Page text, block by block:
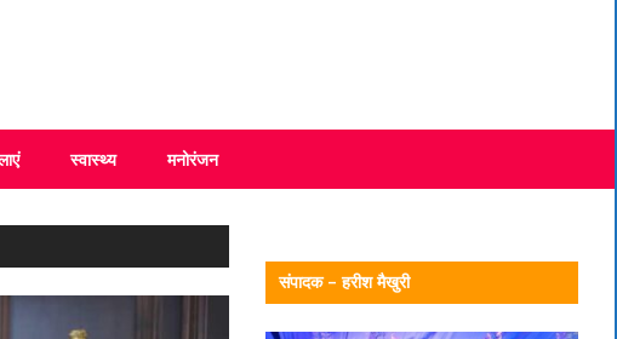
स्वास्थ्य मनोरंजन
संपादक – हरीश मैखुरी